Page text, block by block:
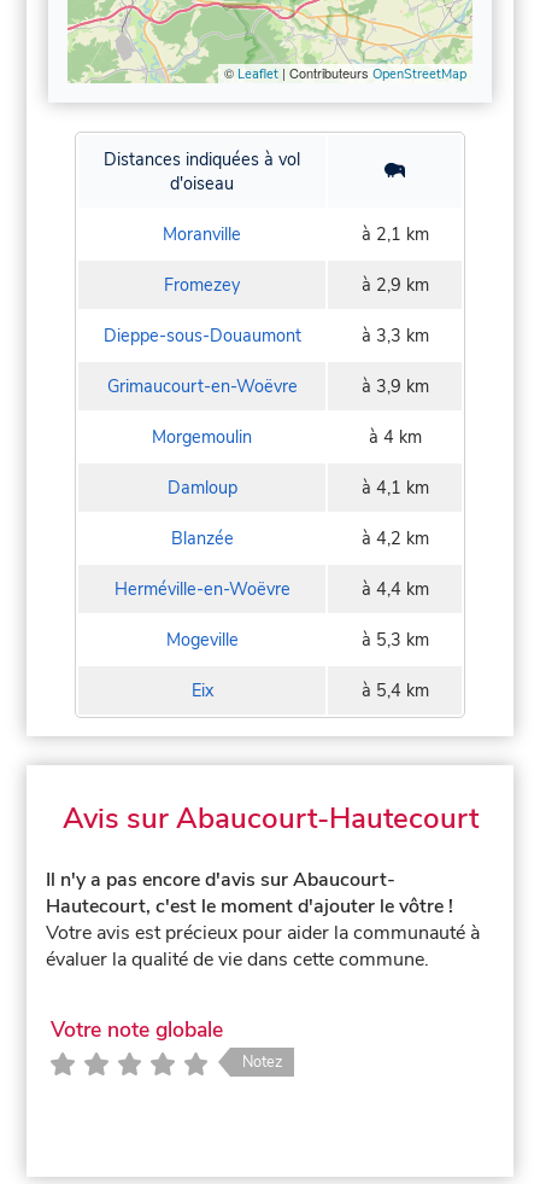
© Leaflet| Contributeurs OpenStreetMap
Distances indiquées à vol
d'oiseau
Moranville à 2,1 km
Fromezey à 2,9 km
Dieppe-sous-Douaumont à 3,3 km
Grimaucourt-en-Woëvre à 3,9 km
Morgemoulin à 4 km
Damloup à 4,1 km
Blanzée à 4,2 km
Herméville-en-Woëvre à 4,4 km
Mogeville à 5,3 km
Eix à 5,4 km
Avis sur Abaucourt-Hautecourt
Il n'y a pas encore d'avis sur Abaucourt-
Hautecourt, c'est le moment d'ajouter le vôtre !
Votre avis est précieux pour aider la communauté à
évaluer la qualité de vie dans cette commune.
Votre note globale
Notez